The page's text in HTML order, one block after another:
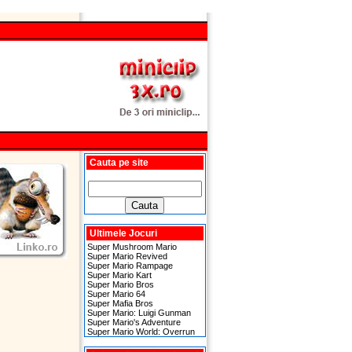
Cauta pe site
Ultimele Jocuri
Super Mushroom Mario
Super Mario Revived
Super Mario Rampage
Super Mario Kart
Super Mario Bros
Super Mario 64
Super Mafia Bros
Super Mario: Luigi Gunman
Super Mario's Adventure
Super Mario World: Overrun